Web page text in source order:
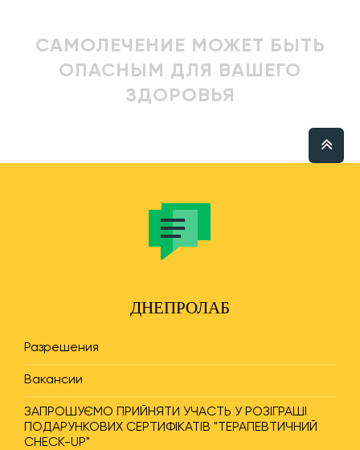
САМОЛЕЧЕНИЕ МОЖЕТ БЫТЬ
ОПАСНЫМ ДЛЯ ВАШЕГО
ЗДОРОВЬЯ
ДНЕПРОЛАБ
Разрешения
Вакансии
ЗАПРОШУЄМО ПРИЙНЯТИ УЧАСТЬ У РОЗІГРАШІ
ПОДАРУНКОВИХ СЕРТИФІКАТІВ "ТЕРАПЕВТИЧНИЙ
CHECK-UP"